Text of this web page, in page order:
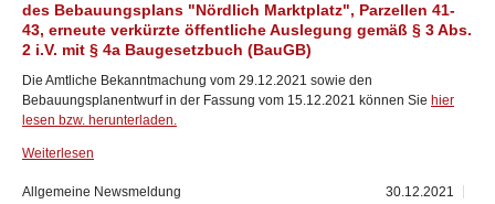
des Bebauungsplans "Nördlich Marktplatz", Parzellen 41-
43, erneute verkürzte öffentliche Auslegung gemäß § 3 Abs.
2 i.V. mit § 4a Baugesetzbuch (BauGB)
Die Amtliche Bekanntmachung vom 29.12.2021 sowie den
Bebauungsplanentwurf in der Fassung vom 15.12.2021 können Sie hier
lesen bzw. herunterladen.
Weiterlesen
30.12.2021
Allgemeine Newsmeldung